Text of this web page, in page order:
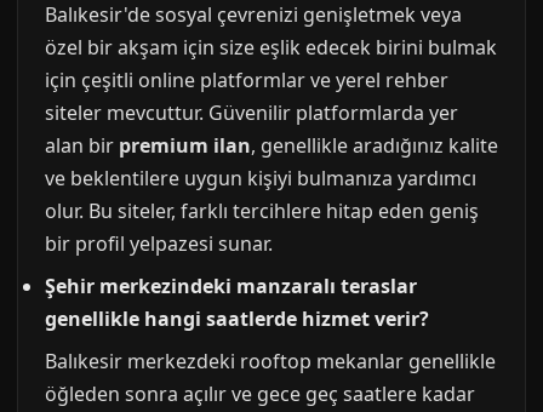
Balıkesir'de sosyal çevrenizi genişletmek veya
özel bir akşam için size eşlik edecek birini bulmak
için çeşitli online platformlar ve yerel rehber
siteler mevcuttur. Güvenilir platformlarda yer
alan bir premium ilan, genellikle aradığınız kalite
ve beklentilere uygun kişiyi bulmanıza yardımcı
olur. Bu siteler, farklı tercihlere hitap eden geniş
bir profil yelpazesi sunar.
Şehir merkezindeki manzaralı teraslar
genellikle hangi saatlerde hizmet verir?
Balıkesir merkezdeki rooftop mekanlar genellikle
öğleden sonra açılır ve gece geç saatlere kadar